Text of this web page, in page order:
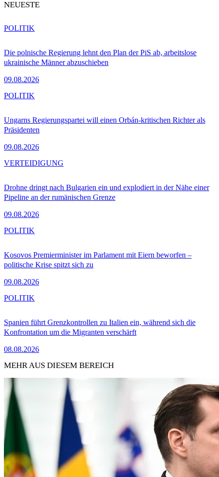
NEUESTE
Die polnische Regierung lehnt den Plan der PiS ab, arbeitslose
ukrainische Männer abzuschieben
09.08.2026
POLITIK
Ungarns Regierungspartei will einen Orbán-kritischen Richter als
Präsidenten
09.08.2026
POLITIK
Drohne dringt nach Bulgarien ein und explodiert in der Nähe einer
Pipeline an der rumänischen Grenze
09.08.2026
VERTEIDIGUNG
Kosovos Premierminister im Parlament mit Eiern beworfen –
politische Krise spitzt sich zu
09.08.2026
POLITIK
Spanien führt Grenzkontrollen zu Italien ein, während sich die
Konfrontation um die Migranten verschärft
08.08.2026
POLITIK
MEHR AUS DIESEM BEREICH